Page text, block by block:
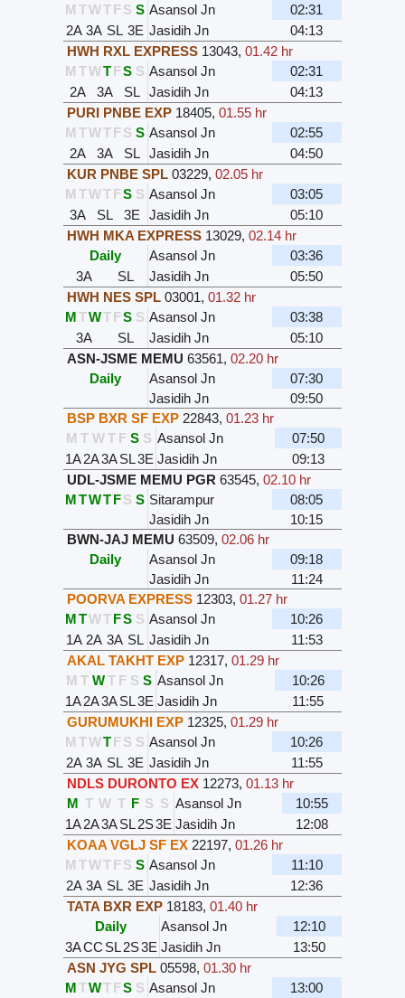
M TWTFS S Asansol Jn
02:31
2A 3A SL 3E Jasidih Jn
04:13
HWH RXL EXPRESS 13043, 01.42 hr
M TWTFS S Asansol Jn
02:31
2A
3A SL Jasidih Jn
04:13
PURI PNBE EXP 18405, 01.55 hr
M TWTFS S Asansol Jn
02:55
2A
3A SL Jasidih Jn
04:50
KUR PNBE SPL 03229, 02.05 hr
M TWTFS S Asansol Jn
03:05
3A
SL 3E Jasidih Jn
05:10
HWH MKA EXPRESS 13029, 02.14 hr
Daily
Asansol Jn
03:36
3A
SL Jasidih Jn
05:50
HWH NES SPL 03001, 01.32 hr
MTWTFS S Asansol Jn
03:38
3A
SL Jasidih Jn
05:10
ASN-JSME MEMU 63561, 02.20 hr
Daily
Asansol Jn
07:30
Jasidih Jn
09:50
BSP BXR SF EXP 22843, 01.23 hr
M T W T F S S Asansol Jn
07:50
1A2A3ASL3E Jasidih Jn
09:13
UDL-JSME MEMU PGR 63545, 02.10 hr
MTWTFS S Sitarampur
08:05
Jasidih Jn
10:15
BWN-JAJ MEMU 63509, 02.06 hr
Daily
Asansol Jn
09:18
Jasidih Jn
11:24
POORVA EXPRESS 12303, 01.27 hr
MTWTFS S Asansol Jn
10:26
1A 2A 3A SL Jasidih Jn
11:53
AKAL TAKHT EXP 12317, 01.29 hr
M T W T F S S Asansol Jn
10:26
1A2A3ASL3E Jasidih Jn
11:55
GURUMUKHI EXP 12325, 01.29 hr
M TWTFS S Asansol Jn
10:26
2A 3A SL 3E Jasidih Jn
11:55
NDLS DURONTO EX 12273, 01.13 hr
M T W T F S S Asansol Jn
10:55
1A2A3ASL2S3E Jasidih Jn
12:08
KOAA VGLJ SF EX 22197, 01.26 hr
M TWTFS S Asansol Jn
11:10
2A 3A SL 3E Jasidih Jn
12:36
TATA BXR EXP 18183, 01.40 hr
Daily
Asansol Jn
12:10
3ACC SL2S3E Jasidih Jn
13:50
ASN JYG SPL 05598, 01.30 hr
MTWTFS S Asansol Jn
13:00